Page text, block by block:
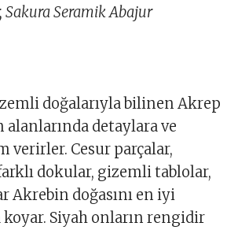
Sakura Seramik Abajur
doğalarıyla bilinen Akrep
alanlarında detaylara ve
verirler. Cesur parçalar,
dokular, gizemli tablolar,
doğasını en iyi
Siyah onların rengidir